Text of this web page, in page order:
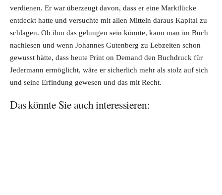
verdienen. Er war überzeugt davon, dass er eine Marktlücke
entdeckt hatte und versuchte mit allen Mitteln daraus Kapital zu
schlagen. Ob ihm das gelungen sein könnte, kann man im Buch
nachlesen und wenn Johannes Gutenberg zu Lebzeiten schon
gewusst hätte, dass heute Print on Demand den Buchdruck für
Jedermann ermöglicht, wäre er sicherlich mehr als stolz auf sich
und seine Erfindung gewesen und das mit Recht.
Das könnte Sie auch interessieren: